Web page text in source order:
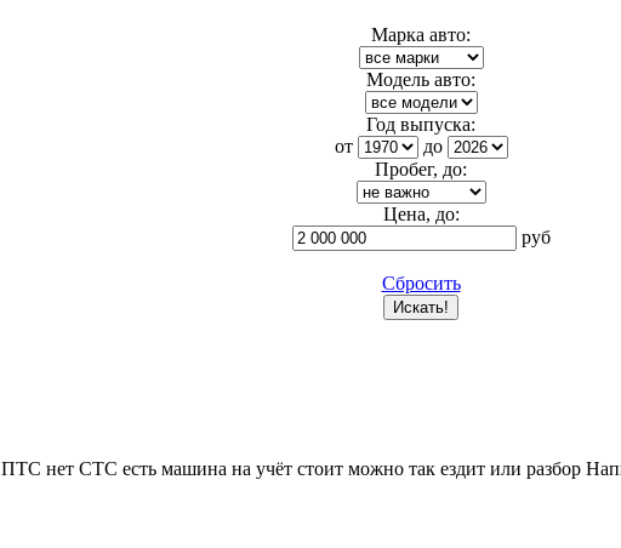
Марка авто:
Модель авто:
Год выпуска:
от
до
Пробег, до:
Цена, до:
руб
Сбросить
нет СТС есть машина на учёт стоит можно так ездит или разбор